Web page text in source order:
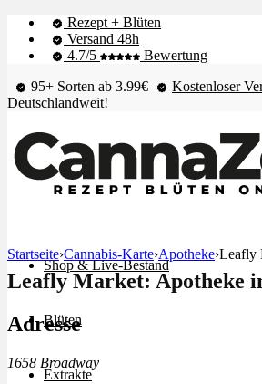
Rezept + Blüten
Versand 48h
4.7/5
Bewertung
95+ Sorten ab 3.99€
Kostenloser
Deutschlandweit!
Shop & Live-Bestand
Blüten
Extrakte
Startseite›Cannabis-Karte›Apotheke›Leafly
Leafly Market: Apotheke
Adresse
1658 Broadway